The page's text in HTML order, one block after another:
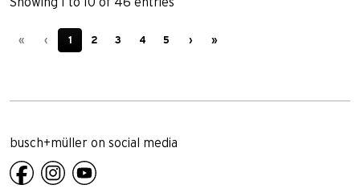
« ‹ 1 2 3 4 5 › »
busch+müller on social media